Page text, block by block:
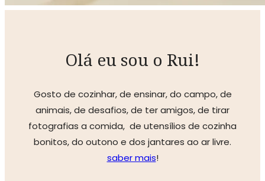
Olá eu sou o Rui!
Gosto de cozinhar, de ensinar, do campo, de
animais, de desafios, de ter amigos, de tirar
fotografias a comida, de utensílios de cozinha
bonitos, do outono e dos jantares ao ar livre.
saber mais!